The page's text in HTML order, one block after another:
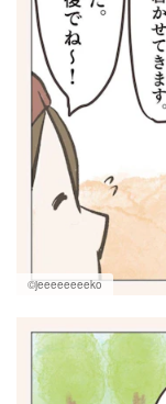
©jeeeeeeeeko